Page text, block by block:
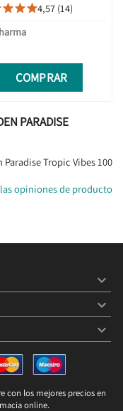
VIBES 100 ML
COMPRAR
4,57 (14)
COMPRAR
PARADISE
Tropic Vibes 100
opiniones de producto


keyboard_arrow_down
con los mejores precios en
online.